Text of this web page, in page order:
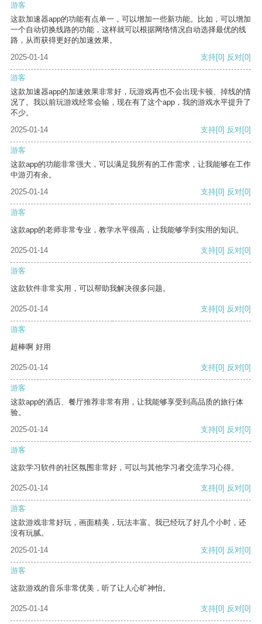
游客
这款加速器app的功能有点单一，可以增加一些新功能。比如，可以增加
一个自动切换线路的功能，这样就可以根据网络情况自动选择最优的线
路，从而获得更好的加速效果。
2025-01-14
支持[0] 反对[0]
游客
这款加速器app的加速效果非常好，玩游戏再也不会出现卡顿、掉线的情
况了。我以前玩游戏经常会输，现在有了这个app，我的游戏水平提升了
不少。
2025-01-14
支持[0] 反对[0]
游客
这款app的功能非常强大，可以满足我所有的工作需求，让我能够在工作
中游刃有余。
2025-01-14
支持[0] 反对[0]
游客
这款app的老师非常专业，教学水平很高，让我能够学到实用的知识。
2025-01-14 支持[0] 反对[0]
游客
这款软件非常实用，可以帮助我解决很多问题。
2025-01-14 支持[0] 反对[0]
游客
超棒啊 好用
2025-01-14 支持[0] 反对[0]
游客
这款app的酒店、餐厅推荐非常有用，让我能够享受到高品质的旅行体
验。
2025-01-14
支持[0] 反对[0]
游客
这款学习软件的社区氛围非常好，可以与其他学习者交流学习心得。
2025-01-14 支持[0] 反对[0]
游客
这款游戏非常好玩，画面精美，玩法丰富。我已经玩了好几个小时，还
没有玩腻。
2025-01-14
支持[0] 反对[0]
游客
这款游戏的音乐非常优美，听了让人心旷神怡。
2025-01-14 支持[0] 反对[0]